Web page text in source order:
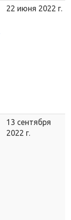
22 июня 2022 г.
13 сентября
2022 г.